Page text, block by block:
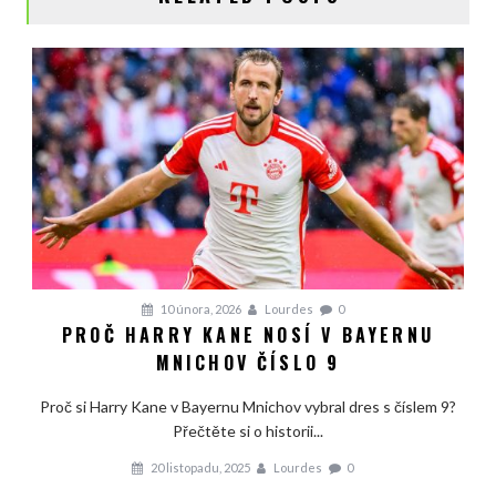
10 února, 2026 Lourdes 0
PROČ HARRY KANE NOSÍ V BAYERNU
MNICHOV ČÍSLO 9
Proč si Harry Kane v Bayernu Mnichov vybral dres s číslem 9?
Přečtěte si o historii...
20 listopadu, 2025 Lourdes 0